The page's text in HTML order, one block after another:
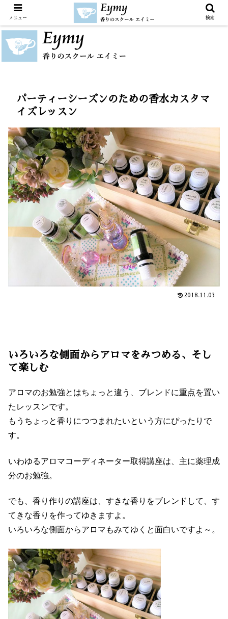
パーティーシーズンのための香水カスタマ
イズレッスン
2018.11.03
いろいろな側面からアロマをみつめる、そし
て楽しむ
アロマのお勉強とはちょっと違う、ブレンドに重点を置い
たレッスンです。
もうちょっと香りにつつまれたいという方にぴったりで
す。
いわゆるアロマコーディネーター取得講座は、主に薬理成
分のお勉強。
でも、香り作りの講座は、すきな香りをブレンドして、す
てきな香りを作ってゆきますよ。
いろいろな側面からアロマもみてゆくと面白いですよ～。
メニュー 検索